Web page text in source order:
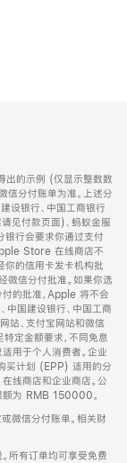
出的示例 (仅显示整数数
信分付账单为准。上述分
设银行、中国工商银行
见付款页面)、蚂蚁金服
银行会要求你通过支付
Store 在线商店不
你的信用卡发卡机构批
微信分付批准。如果你选
的批准，Apple 将不会
中国建设银行、中国工商
站、支付宝网站和微信
特定金额要求，不同免息
用于个人消费者。企业
买计划 (EPP) 适用的分
线商店和企业商店。公
额为 RMB 150000。
微信分付账单。相关财
所有订单均可享受免费